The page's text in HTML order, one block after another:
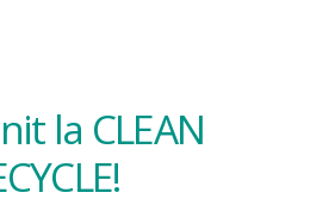
la CLEAN